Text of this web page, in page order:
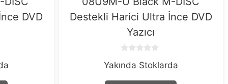
DVD
Destekli Harici Ultra İnce DVD
Yazıcı
o
t
Yakında Stoklarda